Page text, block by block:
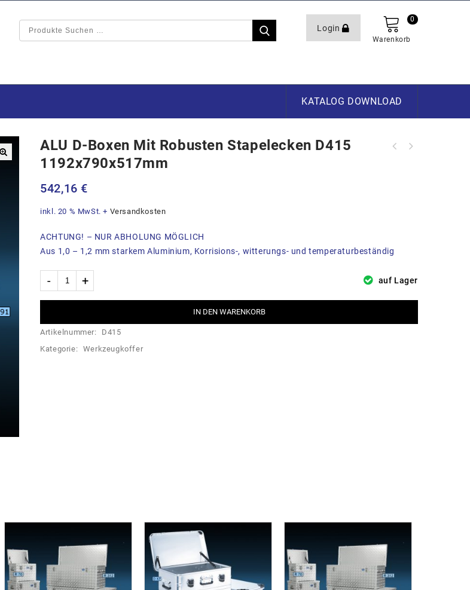
Login
Warenkorb
0
KATALOG DOWNLOAD
ALU D-Boxen Mit Robusten Stapelecken D415
1192x790x517mm
542,16 €
inkl. 20 % MwSt. + Versandkosten
ACHTUNG! – NUR ABHOLUNG MÖGLICH
Aus 1,0 – 1,2 mm starkem Aluminium, Korrisions-, witterungs- und temperaturbeständig
auf Lager
IN DEN WARENKORB
Artikelnummer:
D415
Kategorie: Werkzeugkoffer